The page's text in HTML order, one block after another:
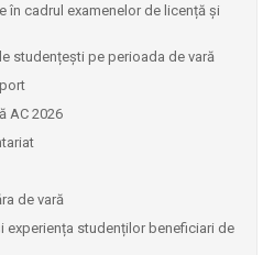
în cadrul examenelor de licență și
studențești pe perioada de vară
AC 2026
de vară
experiența studenților beneficiari de